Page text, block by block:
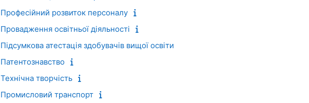
Професійний розвиток персоналу
Провадження освітньої діяльності
Підсумкова атестація здобувачів вищої освіти
Патентознавство
Технічна творчість
Промисловий транспорт